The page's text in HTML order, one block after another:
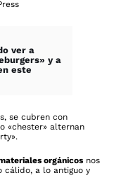
ver a
y a
este
se cubren con
«chester» alternan
orgánicos nos
cálido, a lo antiguo y